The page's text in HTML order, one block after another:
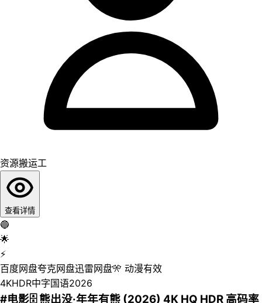
资源搬运工
查看详情
🔵
🌟
⚡
百度网盘夸克网盘迅雷网盘🎌 动漫有效
4KHDR中字国语2026
#电影🗄 熊出没·年年有熊 (2026) 4K HQ HDR 高码率